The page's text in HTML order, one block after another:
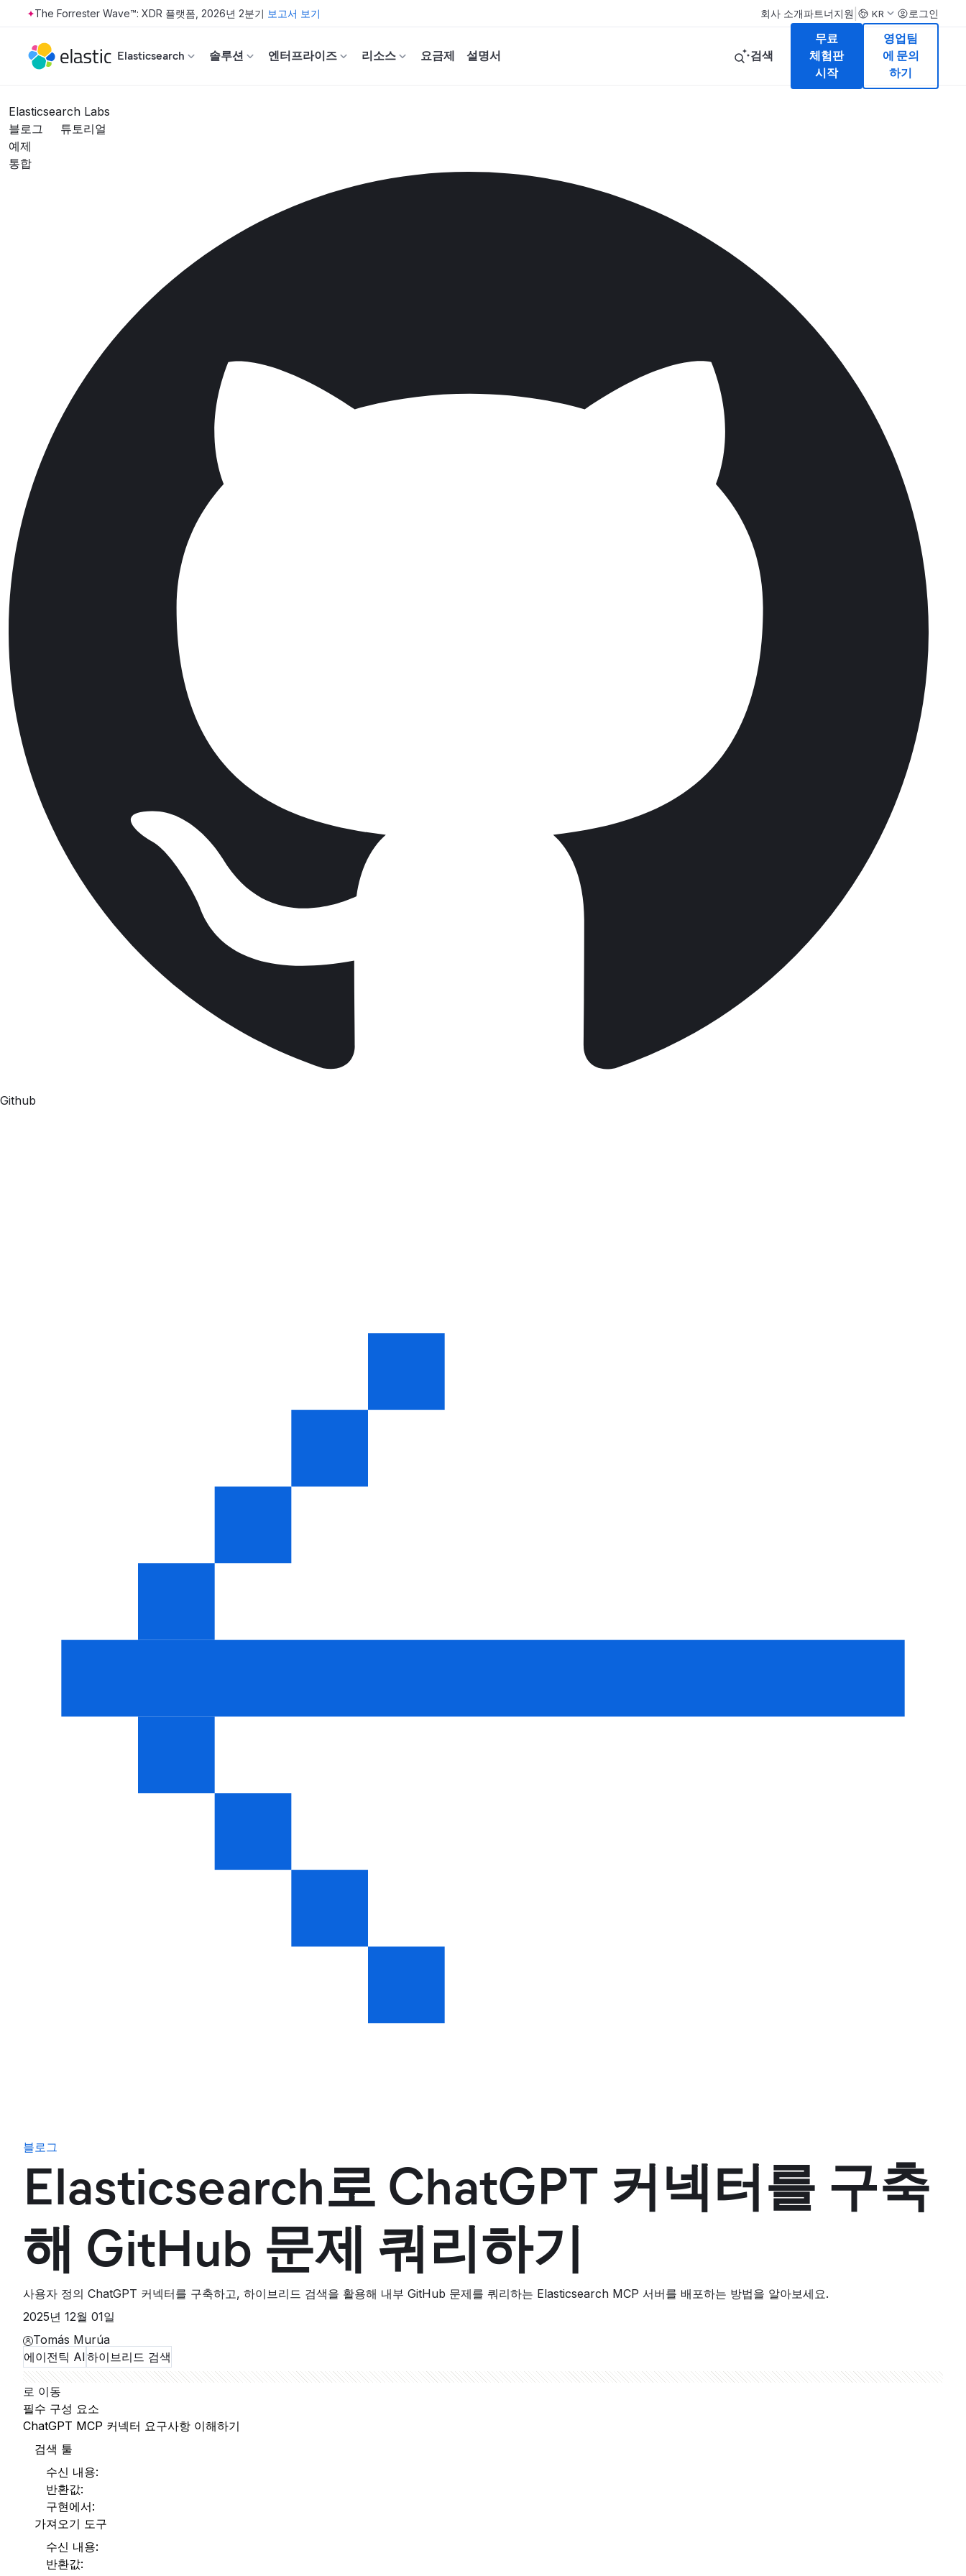
Skip to main content
The Forrester Wave™: XDR 플랫폼, 2026년 2분기 보고서 보기 회사 소개파트너지원 KR 로그인
Elasticsearch 솔루션 엔터프라이즈 리소스 요금제 설명서 검색
무료
체험판
시작
영업팀
에 문의
하기
Elasticsearch Labs
블로그
튜토리얼
예제
통합
Github
블로그
Elasticsearch로 ChatGPT 커넥터를 구축
해 GitHub 문제 쿼리하기
사용자 정의 ChatGPT 커넥터를 구축하고, 하이브리드 검색을 활용해 내부 GitHub 문제를 쿼리하는 Elasticsearch MCP 서버를 배포하는 방법을 알아보세요.
2025년 12월 01일
Tomás Murúa
에이전틱 AI하이브리드 검색
로 이동
필수 구성 요소
ChatGPT MCP 커넥터 요구사항 이해하기
검색 툴
수신 내용:
반환값:
구현에서:
가져오기 도구
수신 내용:
반환값: